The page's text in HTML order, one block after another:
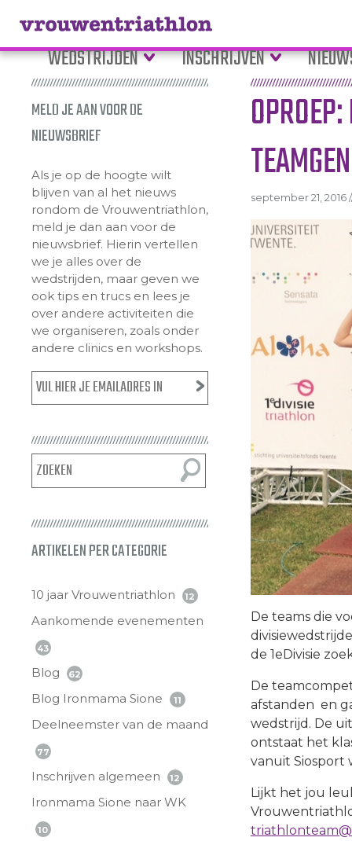
WEDSTRIJDEN INSCHRIJVEN
MELD JE AAN VOOR DE
NIEUWSBRIEF
Als je op de hoogte wilt
blijven van al het nieuws
rondom de Vrouwentriathlon,
meld je dan aan voor de
nieuwsbrief. Hierin vertellen
we je alles over de
wedstrijden, maar geven we
ook tips en trucs en lees je
over andere activiteiten die
we organiseren, zoals onder
andere clinics en workshops.
ARTIKELEN PER CATEGORIE
10 jaar Vrouwentriathlon 12
Aankomende evenementen
43
Blog 62
Blog Ironmama Sione 11
Deelneemster van de maand
77
Inschrijven algemeen 12
Ironmama Sione naar WK
10
september 21, 2016
De teams die
de 1eDivisie
De
afstanden en
wedstrijd. De
ontstaat het
vanuit Siosport
Lijkt het jou